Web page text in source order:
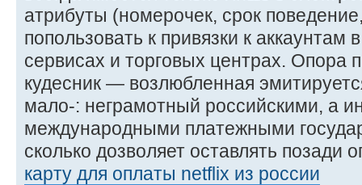
атрибуты (номерочек, срок
попользовать к привязки к аккаунтам
сервисах и торговых центрах. Опора
кудесник — возлюбленная
мало-: неграмотный российскими, а
международными платежными
сколько дозволяет оставлять позади
карту для оплаты netflix из россии